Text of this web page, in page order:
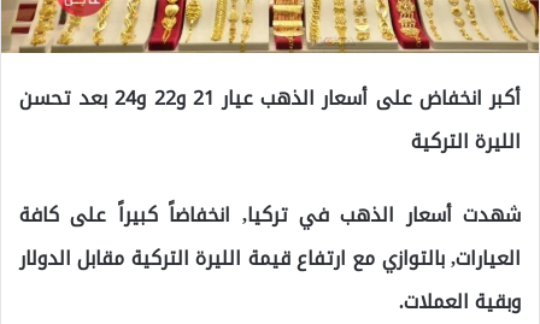
أكبر انخفاض على أسعار الذهب عيار 21 و22 و24 بعد تحسن
الليرة التركية
شهدت أسعار الذهب في تركيا, انخفاضاً كبيراً على كافة
العيارات, بالتوازي مع ارتفاع قيمة الليرة التركية مقابل الدولار
وبقية العملات.